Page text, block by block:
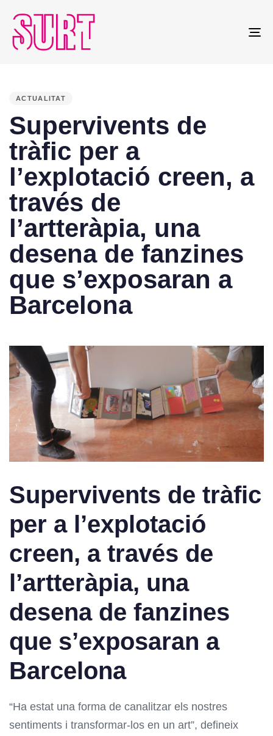
ACTUALITAT
Supervivents de
tràfic per a
l’explotació creen, a
través de
l’artteràpia, una
desena de fanzines
que s’exposaran a
Barcelona
Supervivents de tràfic
per a l’explotació
creen, a través de
l’artteràpia, una
desena de fanzines
que s’exposaran a
Barcelona
“Ha estat una forma de canalitzar els nostres
sentiments i transformar-los en un art”, defineix